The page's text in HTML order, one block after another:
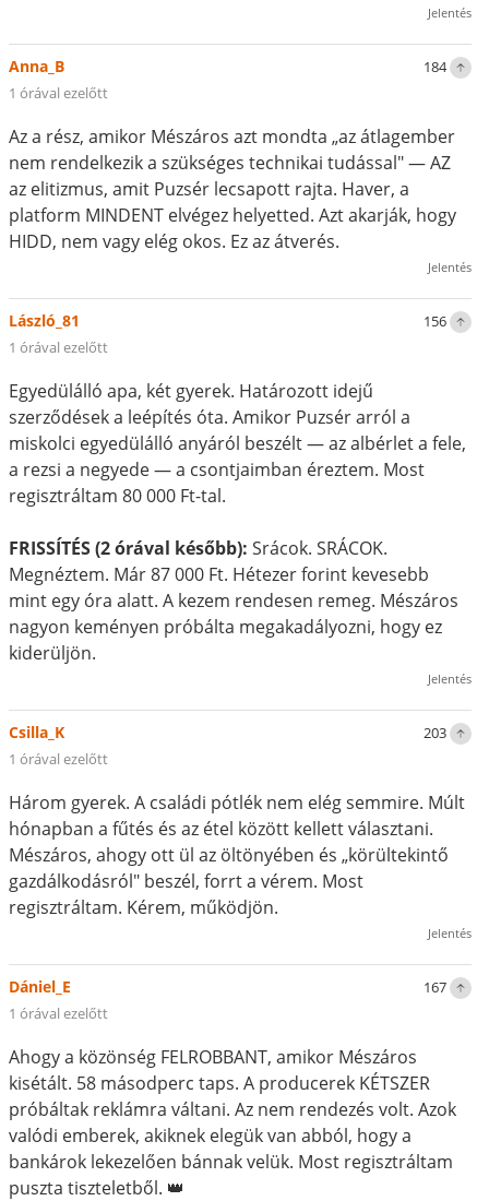
Jelentés
184
Anna_B
1 órával ezelőtt
Az a rész, amikor Mészáros azt mondta „az átlagember
nem rendelkezik a szükséges technikai tudással" — AZ
az elitizmus, amit Puzsér lecsapott rajta. Haver, a
platform MINDENT elvégez helyetted. Azt akarják, hogy
HIDD, nem vagy elég okos. Ez az átverés.
Jelentés
156
László_81
1 órával ezelőtt
Egyedülálló apa, két gyerek. Határozott idejű
szerződések a leépítés óta. Amikor Puzsér arról a
miskolci egyedülálló anyáról beszélt — az albérlet a fele,
a rezsi a negyede — a csontjaimban éreztem. Most
regisztráltam 80 000 Ft-tal.
FRISSÍTÉS (2 órával később): Srácok. SRÁCOK.
Megnéztem. Már 87 000 Ft. Hétezer forint kevesebb
mint egy óra alatt. A kezem rendesen remeg. Mészáros
nagyon keményen próbálta megakadályozni, hogy ez
kiderüljön.
Jelentés
203
Csilla_K
1 órával ezelőtt
Három gyerek. A családi pótlék nem elég semmire. Múlt
hónapban a fűtés és az étel között kellett választani.
Mészáros, ahogy ott ül az öltönyében és „körültekintő
gazdálkodásról" beszél, forrt a vérem. Most
regisztráltam. Kérem, működjön.
Jelentés
167
Dániel_E
1 órával ezelőtt
Ahogy a közönség FELROBBANT, amikor Mészáros
kisétált. 58 másodperc taps. A producerek KÉTSZER
próbáltak reklámra váltani. Az nem rendezés volt. Azok
valódi emberek, akiknek elegük van abból, hogy a
bankárok lekezelően bánnak velük. Most regisztráltam
puszta tiszteletből. 👑